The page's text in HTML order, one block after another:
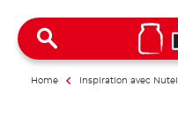
Home Inspiration avec